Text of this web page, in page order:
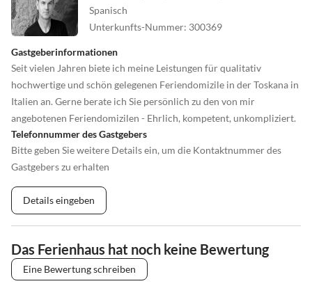
Spanisch
Unterkunfts-Nummer: 300369
Gastgeberinformationen
Seit vielen Jahren biete ich meine Leistungen für qualitativ
hochwertige und schön gelegenen Feriendomizile in der Toskana in
Italien an. Gerne berate ich Sie persönlich zu den von mir
angebotenen Feriendomizilen - Ehrlich, kompetent, unkompliziert.
Telefonnummer des Gastgebers
Bitte geben Sie weitere Details ein, um die Kontaktnummer des
Gastgebers zu erhalten
Details eingeben
Das Ferienhaus hat noch keine Bewertung
Eine Bewertung schreiben